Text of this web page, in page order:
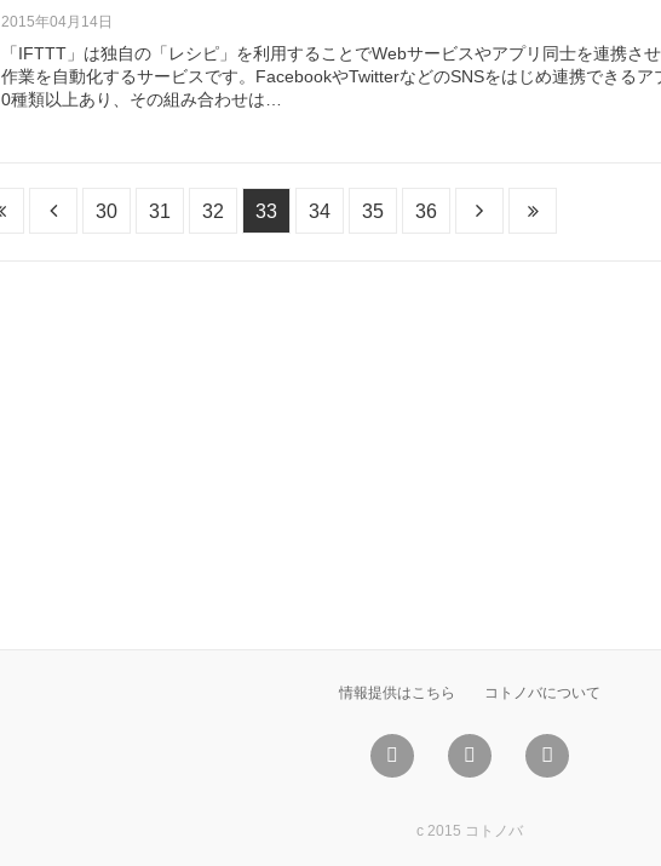
2015年04月14日
「IFTTT」は独自の「レシピ」を利用することでWebサービスやアプリ同士を連携さ
作業を自動化するサービスです。FacebookやTwitterなどのSNSをはじめ連携できるア
0種類以上あり、その組み合わせは…
30 31 32 33 34 35 36
情報提供はこちら コトノバについて
c 2015 コトノバ